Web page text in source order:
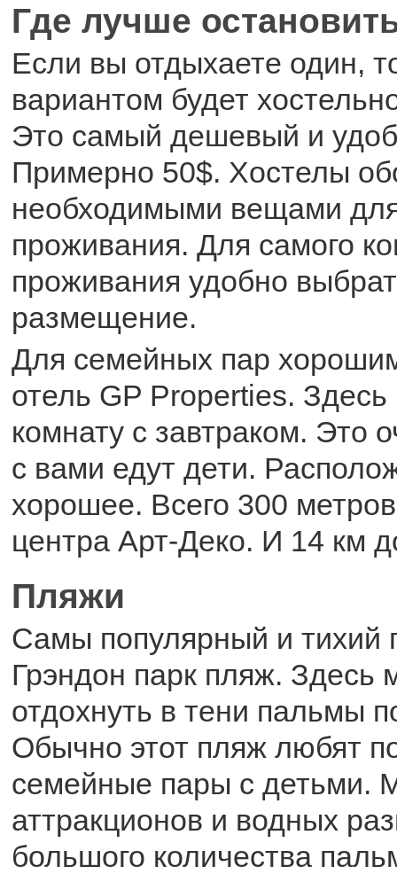
Где лучше
Если вы отдыхаете один,
вариантом будет
Это самый дешевый и
Примерно 50$. Хостелы
необходимыми вещами
проживания. Для самого
проживания удобно
размещение.
Для семейных пар
отель GP Properties.
комнату с завтраком. Это
с вами едут дети.
хорошее. Всего 300
центра Арт-Деко. И 14 км
Пляжи
Самы популярный и тихий
Грэндон парк пляж. Здесь
отдохнуть в тени пальмы
Обычно этот пляж любят
семейные пары с детьми.
аттракционов и водных
большого количества